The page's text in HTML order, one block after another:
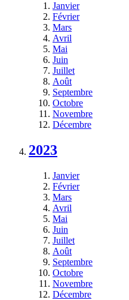
Janvier
Février
Mars
Avril
Mai
Juin
Juillet
Août
Septembre
Octobre
Novembre
Décembre
2023
Janvier
Février
Mars
Avril
Mai
Juin
Juillet
Août
Septembre
Octobre
Novembre
Décembre